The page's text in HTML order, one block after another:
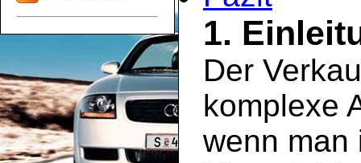
1.
Der
komplexe
wenn man